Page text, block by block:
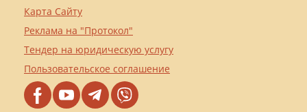
Карта Сайту
Реклама на "Протокол"
Тендер на юридическую услугу
Пользовательское соглашение